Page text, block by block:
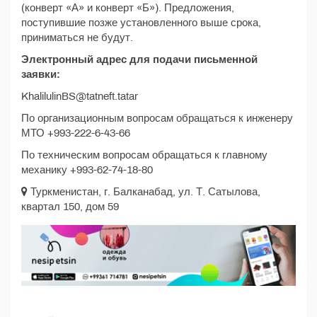
(конверт «А» и конверт «Б»). Предложения,
поступившие позже установленного выше срока,
приниматься не будут.
Электронный адрес для подачи письменной
заявки:
KhalilulinBS@tatneft.tatar
По организационным вопросам обращаться к инженеру
МТО +993-222-6-43-66
По техническим вопросам обращаться к главному
механику +993-62-74-18-80
Туркменистан, г. Балканабад, ул. Т. Сатылова,
квартал 150, дом 59